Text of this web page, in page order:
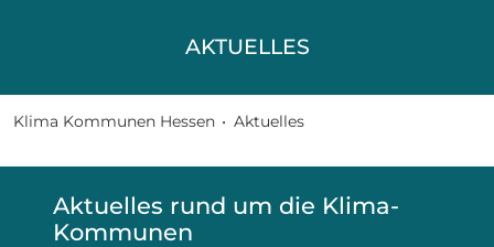
AKTUELLES
Klima Kommunen Hessen • Aktuelles
Aktuelles rund um die Klima-
Kommunen